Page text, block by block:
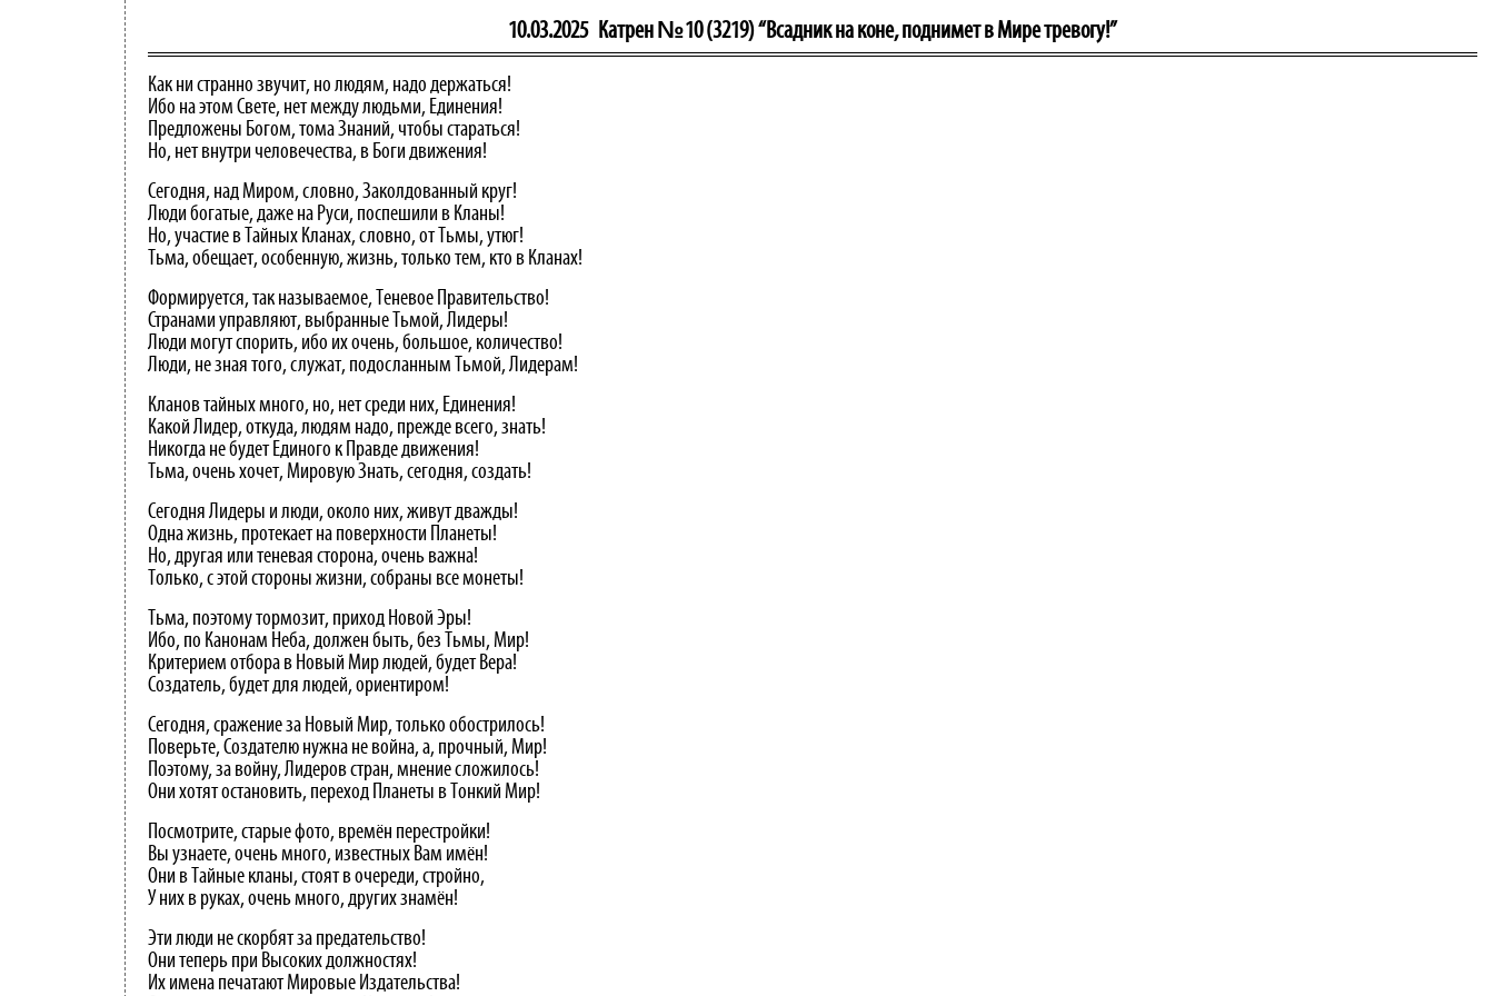
10.03.2025 Катрен №10 (3219) “Всадник на коне, поднимет в Мире тревогу!”
Как ни странно звучит, но людям, надо держаться!
Ибо на этом Свете, нет между людьми, Единения!
Предложены Богом, тома Знаний, чтобы стараться!
Но, нет внутри человечества, в Боги движения!
Сегодня, над Миром, словно, Заколдованный круг!
Люди богатые, даже на Руси, поспешили в Кланы!
Но, участие в Тайных Кланах, словно, от Тьмы, утюг!
Тьма, обещает, особенную, жизнь, только тем, кто в Кланах!
Формируется, так называемое, Теневое Правительство!
Странами управляют, выбранные Тьмой, Лидеры!
Люди могут спорить, ибо их очень, большое, количество!
Люди, не зная того, служат, подосланным Тьмой, Лидерам!
Кланов тайных много, но, нет среди них, Единения!
Какой Лидер, откуда, людям надо, прежде всего, знать!
Никогда не будет Единого к Правде движения!
Тьма, очень хочет, Мировую Знать, сегодня, создать!
Сегодня Лидеры и люди, около них, живут дважды!
Одна жизнь, протекает на поверхности Планеты!
Но, другая или теневая сторона, очень важна!
Только, с этой стороны жизни, собраны все монеты!
Тьма, поэтому тормозит, приход Новой Эры!
Ибо, по Канонам Неба, должен быть, без Тьмы, Мир!
Критерием отбора в Новый Мир людей, будет Вера!
Создатель, будет для людей, ориентиром!
Сегодня, сражение за Новый Мир, только обострилось!
Поверьте, Создателю нужна не война, а, прочный, Мир!
Поэтому, за войну, Лидеров стран, мнение сложилось!
Они хотят остановить, переход Планеты в Тонкий Мир!
Посмотрите, старые фото, времён перестройки!
Вы узнаете, очень много, известных Вам имён!
Они в Тайные кланы, стоят в очереди, стройно,
У них в руках, очень много, других знамён!
Эти люди не скорбят за предательство!
Они теперь при Высоких должностях!
Их имена печатают Мировые Издательства!